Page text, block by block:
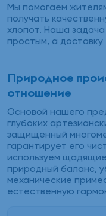
Мы помогаем
получать
хлопот. Наша
простым, а
Природное
отношение
Основой нашего
глубоких
защищенный
гарантирует его
используем
природный баланс,
механические
естественную